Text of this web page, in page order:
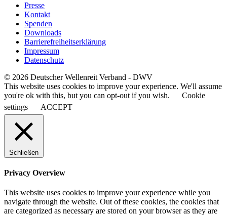
Presse
Kontakt
Spenden
Downloads
Barrierefreiheitserklärung
Impressum
Datenschutz
© 2026 Deutscher Wellenreit Verband - DWV
This website uses cookies to improve your experience. We'll assume
you're ok with this, but you can opt-out if you wish.
Cookie
settings
ACCEPT
Schließen
Privacy Overview
This website uses cookies to improve your experience while you
navigate through the website. Out of these cookies, the cookies that
are categorized as necessary are stored on your browser as they are